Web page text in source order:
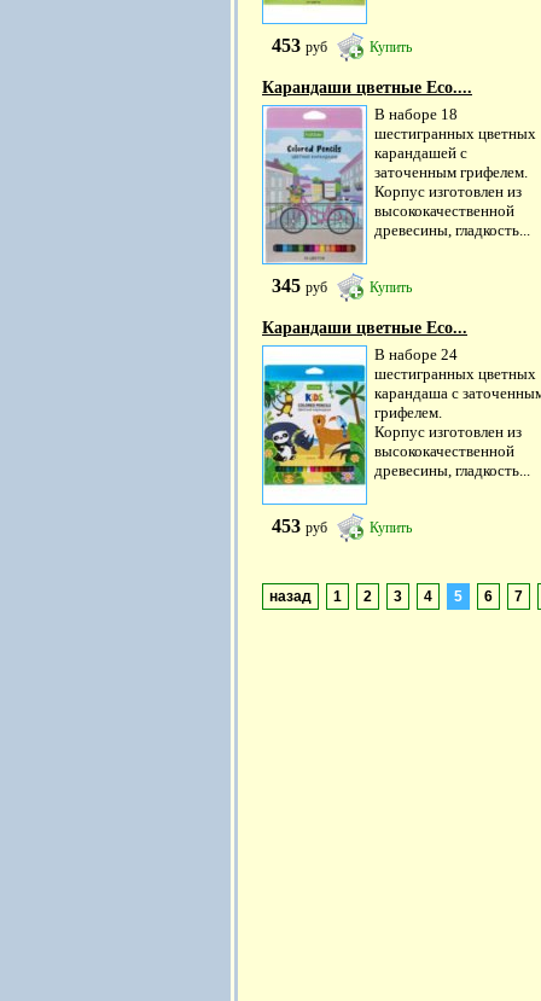
453 руб Купить
Карандаши цветные Eco....
В наборе 18
шестигранных цветных
карандашей с
заточенным грифелем.
Корпус изготовлен из
высококачественной
древесины, гладкость...
345 руб Купить
Карандаши цветные Eco...
В наборе 24
шестигранных цветных
карандаша с
грифелем.
Корпус изготовлен из
высококачественной
древесины, гладкость...
453 руб Купить
назад 1 2 3 4 5 6 7